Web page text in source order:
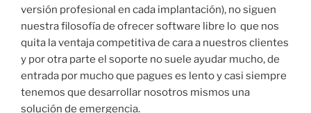
versión profesional en cada implantación), no siguen
nuestra filosofía de ofrecer software libre lo que nos
quita la ventaja competitiva de cara a nuestros clientes
y por otra parte el soporte no suele ayudar mucho, de
entrada por mucho que pagues es lento y casi siempre
tenemos que desarrollar nosotros mismos una
solución de emergencia.